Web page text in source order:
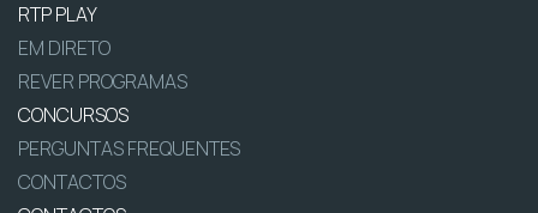
RTP PLAY
EM DIRETO
REVER PROGRAMAS
CONCURSOS
PERGUNTAS FREQUENTES
CONTACTOS